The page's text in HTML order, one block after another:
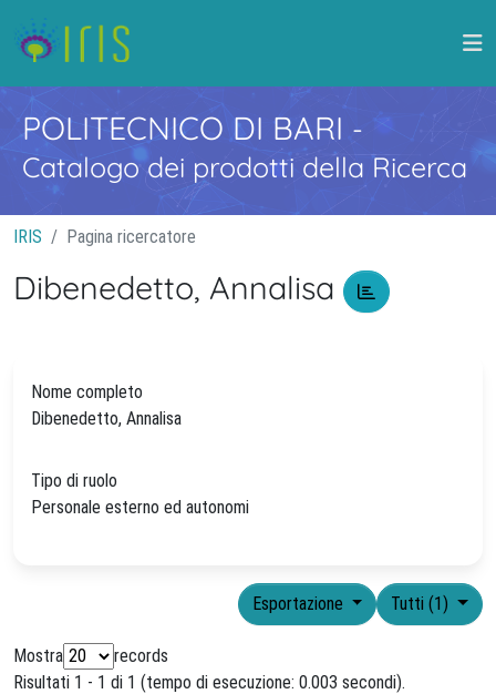
POLITECNICO DI BARI -
Catalogo dei prodotti della Ricerca
IRIS Pagina ricercatore
Dibenedetto, Annalisa
Nome completo
Dibenedetto, Annalisa
Tipo di ruolo
Personale esterno ed autonomi
Tutti (1)
Esportazione
Mostra
records
Risultati 1 - 1 di 1 (tempo di esecuzione: 0.003 secondi).